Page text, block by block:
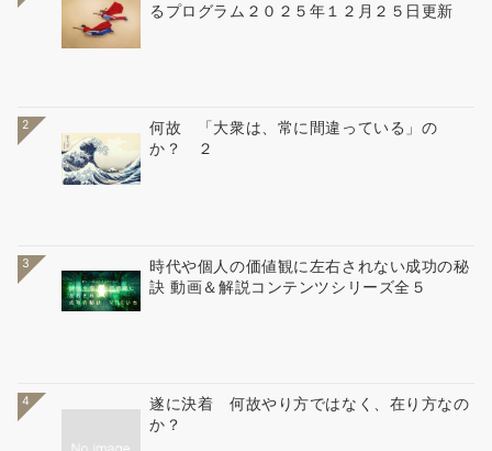
るプログラム２０２５年１２月２５日更新
2
何故 「大衆は、常に間違っている」の
か？ ２
3
時代や個人の価値観に左右されない成功の秘
訣 動画＆解説コンテンツシリーズ全５
4
遂に決着 何故やり方ではなく、在り方なの
か？